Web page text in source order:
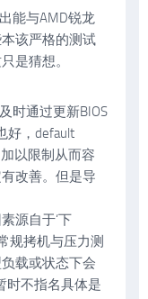
能与AMD锐龙
该严格的测试
是猜想。
时通过更新BIOS
好，default
以限制从而容
改善。但是导
源自于‘下
规拷机与压力测
载或状态下会
时不指名具体是